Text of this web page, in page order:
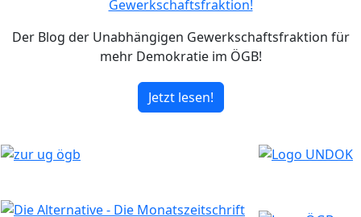
Der Blog der Unabhängigen Gewerkschaftsfraktion für
mehr Demokratie im ÖGB!
Jetzt lesen!